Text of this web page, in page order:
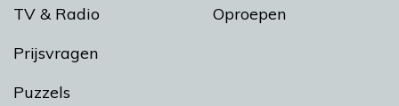
TV & Radio
Prijsvragen
Puzzels
Oproepen